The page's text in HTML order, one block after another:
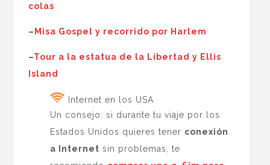
colas
– Misa Gospel y recorrido por Harlem
–Tour a la estatua de la Libertad y Ellis
Island
Internet en los USA
Un consejo: si durante tu viaje por los
Estados Unidos quieres tener conexión
a Internet sin problemas, te